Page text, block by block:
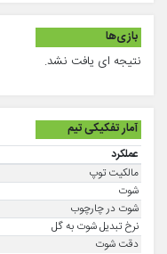
بازی‌ها
نتیجه ای یافت نشد.
آمار تفکیکی تیم
عملکرد
مالکیت توپ
شوت
شوت در چارچوب
نرخ تبدیل شوت به گل
دقت شوت